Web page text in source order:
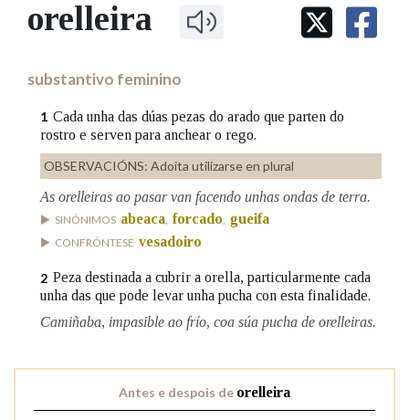
IDENTIDADE CORPORATIVA
MARCIAL DEL ADALID
FIGURAS HOMENAXEADAS
PRIMAVERA DAS LETRAS
PORTAL DAS PALABRAS
Facebook
TwitterYoutubeInstagram
Bluesky
BUSCAR NOS LEMAS
Remata por
Contén
BUSCAR NO CONTIDO
Nas definicións
orelleira
substantivo feminino
1 Cada unha das dúas pezas do arado que parten do
rostro e serven para anchear o rego.
OBSERVACIÓNS: Adoita utilizarse en plural
As orelleiras ao pasar van facendo unhas ondas de terra.
SINÓNIMOS abeaca forcado gueifa
CONFRÓNTESE vesadoiro
2 Peza destinada a cubrir a orella, particularmente cada
unha das que pode levar unha pucha con esta finalidade.
Camiñaba, impasible ao frío, coa súa pucha de orelleiras.
Antes e despois de orelleira